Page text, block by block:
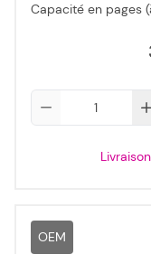
Capacité en pages
OEM